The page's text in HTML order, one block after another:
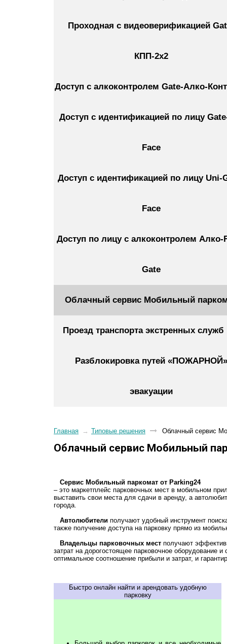
Проходная с видеоверификацией
КПП-2х2
Доступ с алкоконтролем Gate-Алко-
Доступ с идентификацией по лицу
Face
Доступ с идентификацией по лицу Uni-
Face
Доступ по лицу с алкоконтролем Алко-
Gate
Облачный сервис Мобильный
Проезд транспорта экстренных служб
Разблокировка путей «ПОЖАРНОЙ»
эвакуации
Главная → Типовые решения Облачный сервис
Облачный сервис Мобильный
Сервис Мобильный паркомат от Parking24
– это маркетплейс парковочных мест в мобильном
выставить свои места для сдачи в аренду, а
города.
Автолюбители получают удобный инструмент
также получение доступа на парковку прямо из
Владельцы парковочных мест получают
затрат на дорогостоящее парковочное оборудование
оптимальное соотношение прибыли и затрат, и
Быстро онлайн найти и арендовать удобную
парковку